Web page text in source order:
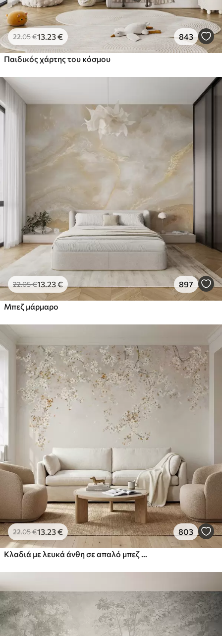
22.05€13 .23€ 843
Παιδικός χάρτης του κόσμου
22.05€13 .23€ 897
Μπεζ μάρμαρο
22.05€13 .23€ 803